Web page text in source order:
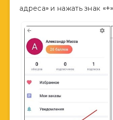
адреса» и нажать знак